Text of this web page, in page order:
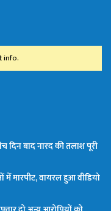
info.
दिन बाद नारद की तलाश पूरी
में मारपीट, वायरल हुआ वीडियो